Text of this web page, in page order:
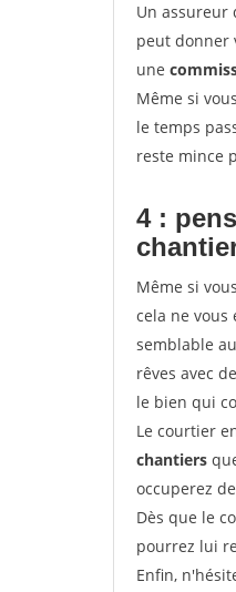
Un assureur
peut donner
une
Même si
le temps
reste mince
4 :
Même si
cela ne vous
semblable
rêves avec
le bien qui
Le courtier
chantiers
occuperez
Dès que le
pourrez lui
Enfin,